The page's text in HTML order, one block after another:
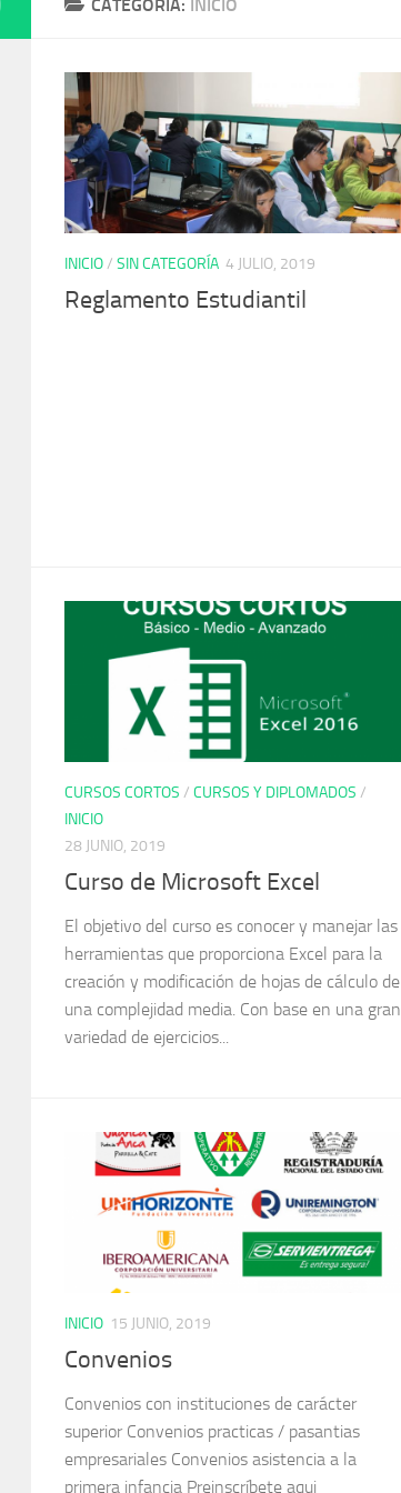
CATEGORÍA: INICIO
INICIO/ SIN CATEGORÍA 4 JULIO, 2019
Reglamento Estudiantil
CURSOS CORTOS / CURSOS Y DIPLOMADOS /
INICIO
28 JUNIO, 2019
Curso de Microsoft Excel
El objetivo del curso es conocer y manejar las
herramientas que proporciona Excel para la
creación y modificación de hojas de cálculo de
una complejidad media. Con base en una gran
variedad de ejercicios...
INICIO 15 JUNIO, 2019
Convenios
Convenios con instituciones de carácter
superior Convenios practicas / pasantias
empresariales Convenios asistencia a la
primera infancia Preinscríbete aqui